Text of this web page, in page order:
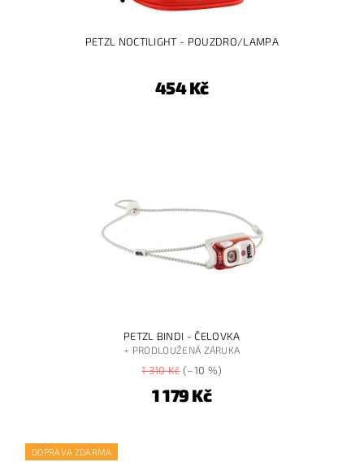
PETZL NOCTILIGHT - POUZDRO/LAMPA
454 Kč
PETZL BINDI - ČELOVKA
+ PRODLOUŽENÁ ZÁRUKA
1 310 Kč(–10 %)
1 179 Kč
DOPRAVA ZDARMA